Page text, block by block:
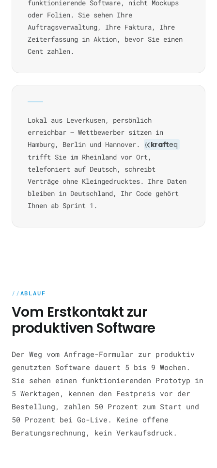
funktionierende Software, nicht Mockups
oder Folien. Sie sehen Ihre
Auftragsverwaltung, Ihre Faktura, Ihre
Zeiterfassung in Aktion, bevor Sie einen
Cent zahlen.
Lokal aus Leverkusen, persönlich
erreichbar — Wettbewerber sitzen in
Hamburg, Berlin und Hannover.
krafteq
trifft Sie im Rheinland vor Ort,
telefoniert auf Deutsch, schreibt
Verträge ohne Kleingedrucktes. Ihre Daten
bleiben in Deutschland, Ihr Code gehört
Ihnen ab Sprint 1.
ABLAUF
Vom Erstkontakt zur
produktiven Software
Der Weg vom Anfrage-Formular zur produktiv
genutzten Software dauert 5 bis 9 Wochen.
Sie sehen einen funktionierenden Prototyp in
5 Werktagen, kennen den Festpreis vor der
Bestellung, zahlen 50 Prozent zum Start und
50 Prozent bei Go-Live. Keine offene
Beratungsrechnung, kein Verkaufsdruck.